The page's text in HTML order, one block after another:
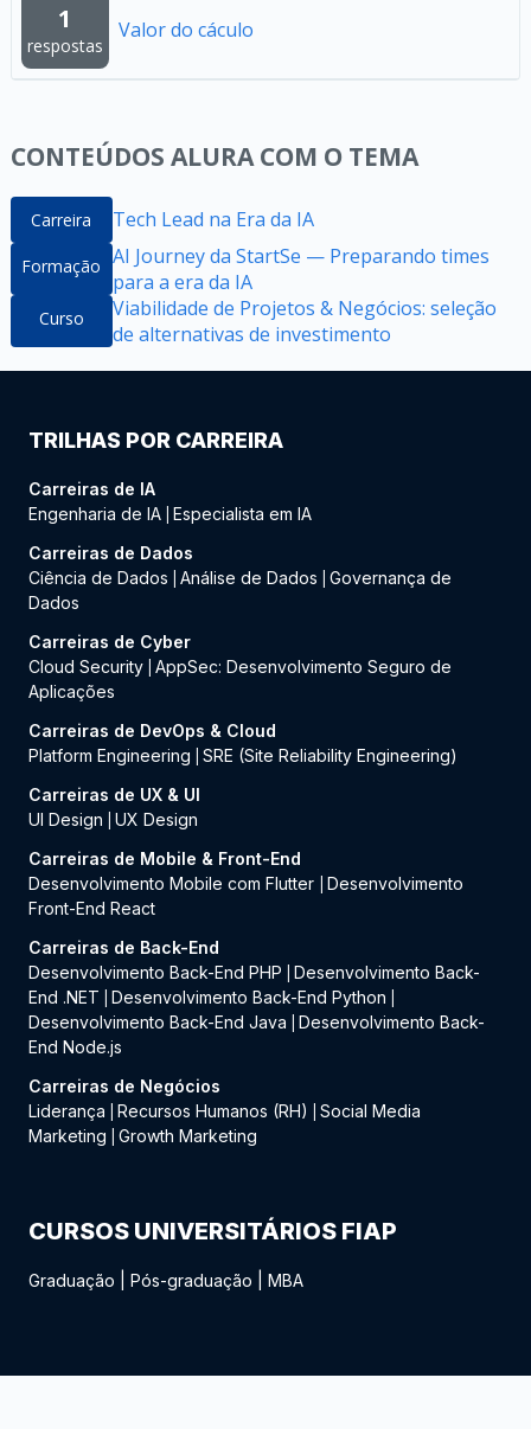
1
respostas
Valor do cáculo
CONTEÚDOS ALURA COM O TEMA
Carreira Tech Lead na Era da IA
Formação AI Journey da StartSe — Preparando times
para a era da IA
Curso
Viabilidade de Projetos & Negócios: seleção
de alternativas de investimento
TRILHAS POR CARREIRA
Carreiras de IA
Engenharia de IA Especialista em IA
Carreiras de Dados
Ciência de Dados
Análise de Dados
Governança de
Dados
Carreiras de Cyber
Cloud Security AppSec: Desenvolvimento Seguro de
Aplicações
Carreiras de DevOps & Cloud
Platform Engineering
SRE (Site Reliability Engineering)
Carreiras de UX & UI
UI Design
UX Design
Carreiras de Mobile & Front-End
Desenvolvimento Mobile com Flutter
Desenvolvimento
Front-End React
Carreiras de Back-End
Desenvolvimento Back-End PHP
Desenvolvimento Back-
End .NET
Desenvolvimento Back-End Python
Desenvolvimento Back-End Java
Desenvolvimento Back-
End Node.js
Carreiras de Negócios
Liderança
Recursos Humanos (RH)
Social Media
Marketing
Growth Marketing
CURSOS UNIVERSITÁRIOS FIAP
Graduação Pós-graduação MBA